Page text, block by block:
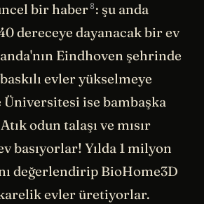
bir haber8: şu anda
dereceye dayanacak bir ev
Eindhoven şehrinde
evler yükselmeye
Üniversitesi ise bambaşka
odun talaşı ve mısır
basıyorlar! Yılda 1 milyon
değerlendirip BioHome3D
evler üretiyorlar.